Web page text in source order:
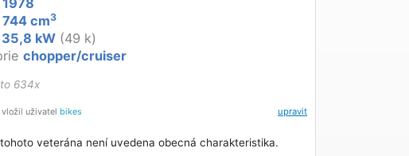
744 cm3
35,8 kW (49 k)
chopper/cruiser
634x
upravit
vložil uživatel bikes
veterána není uvedena obecná charakteristika.